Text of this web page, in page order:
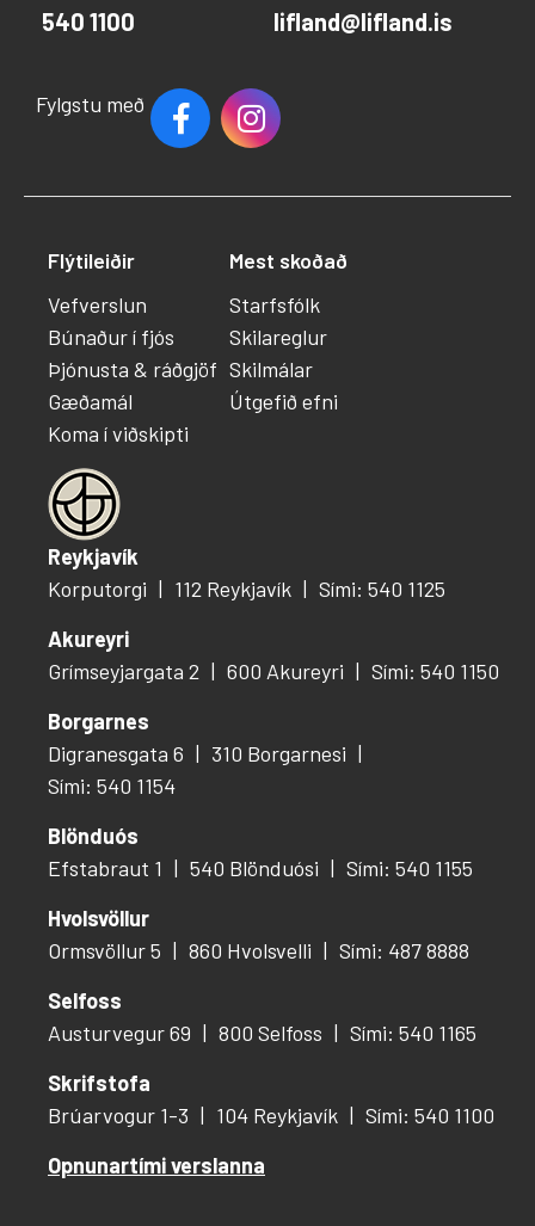
540 1100 lifland@lifland.is
Fylgstu með
Reykjavík
Korputorgi
112 Reykjavík
Sími: 540 1125
Akureyri
Grímseyjargata 2
600 Akureyri
Sími: 540 1150
Borgarnes
Digranesgata 6
310 Borgarnesi
Sími: 540 1154
Blönduós
Efstabraut 1
540 Blönduósi
Sími: 540 1155
Hvolsvöllur
Ormsvöllur 5
860 Hvolsvelli
Sími: 487 8888
Selfoss
Austurvegur 69
800 Selfoss
Sími: 540 1165
Skrifstofa
Brúarvogur 1-3
104 Reykjavík
Sími: 540 1100
Opnunartími verslanna
Flýtileiðir
Vefverslun
Búnaður í fjós
Þjónusta & ráðgjöf
Gæðamál
Koma í viðskipti
Mest skoðað
Starfsfólk
Skilareglur
Skilmálar
Útgefið efni